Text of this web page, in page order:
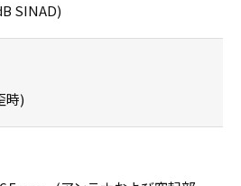
SINAD)
時)